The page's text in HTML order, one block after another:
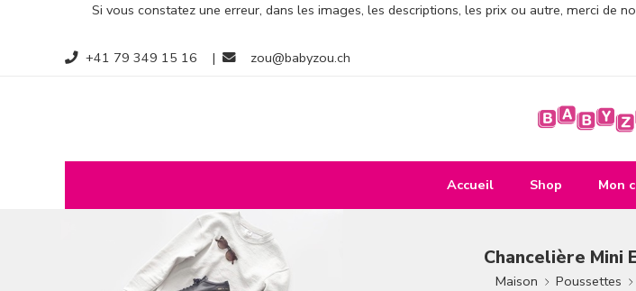
Si vous constatez une erreur, dans les images, les descriptions, les prix ou autre, merci de
+41 79 349 15 16 | zou@babyzou.ch
Accueil Shop Mon
Chancelière Mini
Maison Poussettes